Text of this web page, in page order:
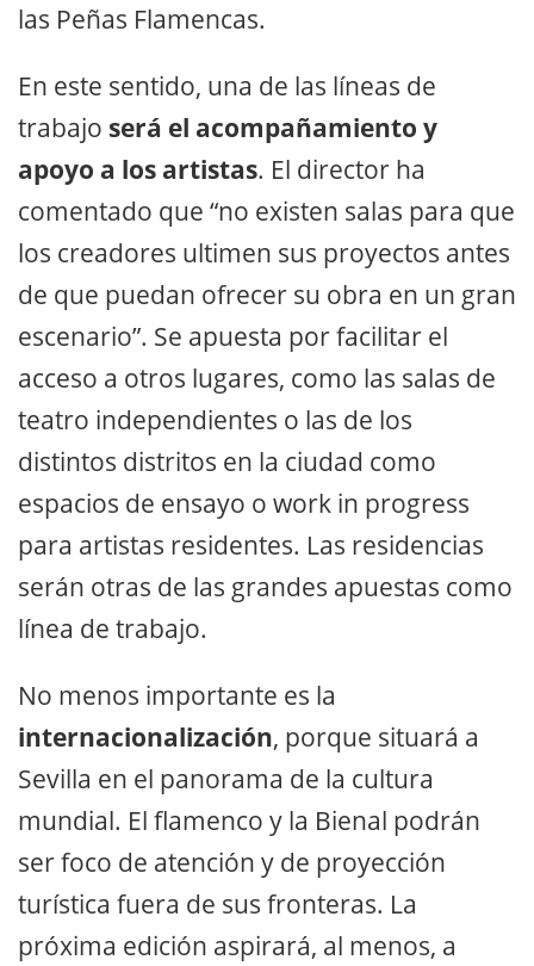
las Peñas Flamencas.
En este sentido, una de las líneas de
trabajo será el acompañamiento y
apoyo a los artistas. El director ha
comentado que “no existen salas para que
los creadores ultimen sus proyectos antes
de que puedan ofrecer su obra en un gran
escenario”. Se apuesta por facilitar el
acceso a otros lugares, como las salas de
teatro independientes o las de los
distintos distritos en la ciudad como
espacios de ensayo o work in progress
para artistas residentes. Las residencias
serán otras de las grandes apuestas como
línea de trabajo.
No menos importante es la
internacionalización, porque situará a
Sevilla en el panorama de la cultura
mundial. El flamenco y la Bienal podrán
ser foco de atención y de proyección
turística fuera de sus fronteras. La
próxima edición aspirará, al menos, a